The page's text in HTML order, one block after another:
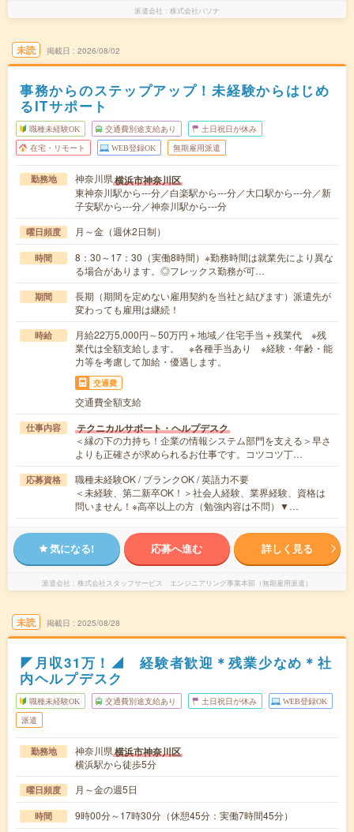
派遣会社 株式会社パソナ
未読 掲載日 2026/08/02
事務からのステップアップ！未経験からはじめ
るITサポート
職種未経験OK 交通費別途支給あり 土日祝日が休み
在宅・リモート WEB登録OK 無期雇用派遣
勤務地 神奈川県横浜市神奈川区
東神奈川駅から---分／白楽駅から---分／大口駅から---分／新
子安駅から---分／神奈川駅から---分
曜日頻度 月～金（週休2日制）
時間
8：30～17：30（実働8時間）※勤務時間は就業先により異な
る場合があります。◎フレックス勤務が可…
期間
長期（期間を定めない雇用契約を当社と結びます）派遣先が
変わっても雇用は継続！
時給
月給22万5,000円～50万円＋地域／住宅手当＋残業代 ※残
業代は全額支給します。 ※各種手当あり ※経験・年齢・能
力等を考慮して加給・優遇します。
交通費
交通費全額支給
仕事内容 テクニカルサポート・ヘルプデスク
＜縁の下の力持ち！企業の情報システム部門を支える＞早さ
よりも正確さが求められるお仕事です。コツコツ丁…
応募資格
職種未経験OK / ブランクOK / 英語力不要
＜未経験、第二新卒OK！＞社会人経験、業界経験、資格は
問いません！※高卒以上の方（勉強内容は不問）▼…
気になる! 応募へ進む 詳しく見る
派遣会社 株式会社スタッフサービス エンジニアリング事業本部（無期雇用派遣）
未読 掲載日 2025/08/28
◤月収31万！◢ 経験者歓迎＊残業少なめ＊社
内ヘルプデスク
職種未経験OK 交通費別途支給あり 土日祝日が休み WEB登録OK
派遣
勤務地 神奈川県横浜市神奈川区
横浜駅から徒歩5分
曜日頻度 月～金の週5日
時間 9時00分～17時30分（休憩45分：実働7時間45分）